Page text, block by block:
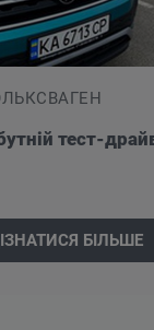
тест-
БІЛЬШЕ